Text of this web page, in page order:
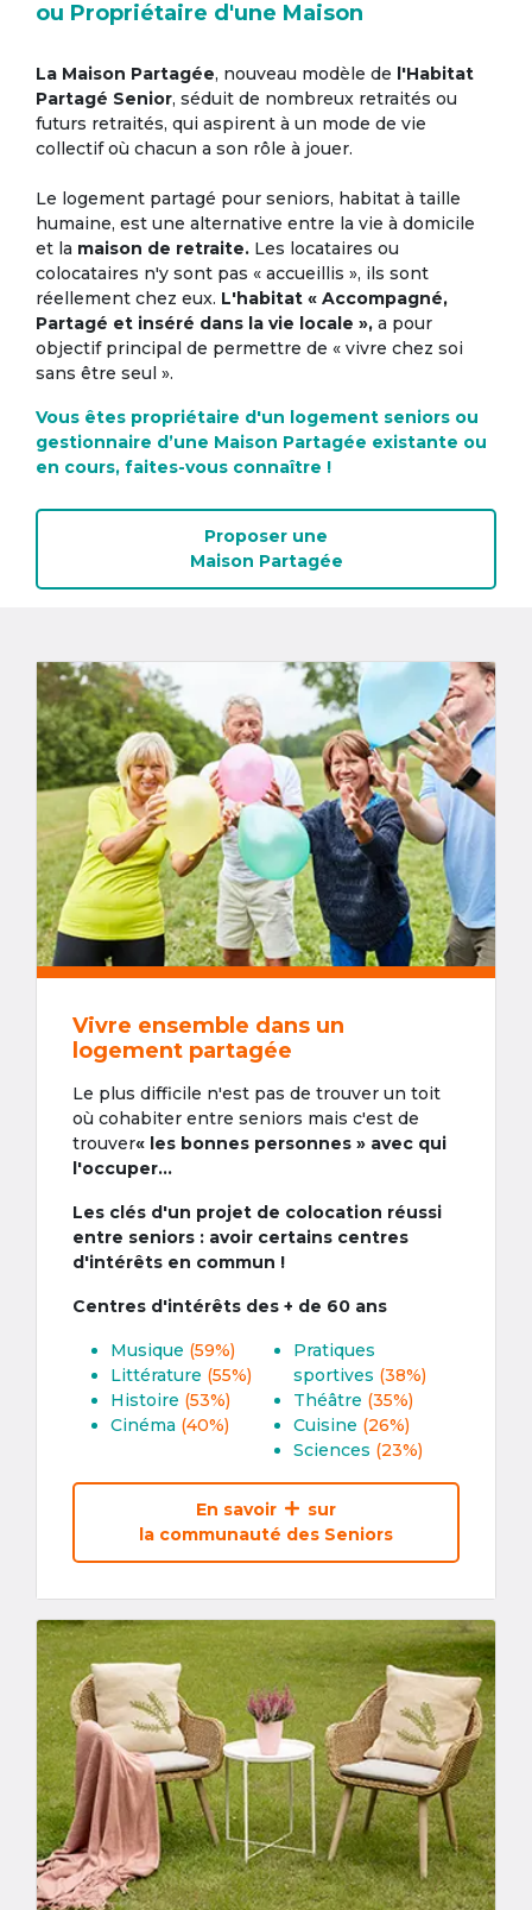
ou Propriétaire d'une Maison
La Maison Partagée, nouveau modèle de l'Habitat
Partagé Senior, séduit de nombreux retraités ou
futurs retraités, qui aspirent à un mode de vie
collectif où chacun a son rôle à jouer.
Le logement partagé pour seniors, habitat à taille
humaine, est une alternative entre la vie à domicile
et la maison de retraite. Les locataires ou
colocataires n'y sont pas « accueillis », ils sont
réellement chez eux. L'habitat « Accompagné,
Partagé et inséré dans la vie locale », a pour
objectif principal de permettre de « vivre chez soi
sans être seul ».
Vous êtes propriétaire d'un logement seniors ou
gestionnaire d’une Maison Partagée existante ou
en cours, faites-vous connaître !
Proposer une
Maison Partagée
Vivre ensemble dans un
logement partagée
Le plus difficile n'est pas de trouver un toit
où cohabiter entre seniors mais c'est de
trouver« les bonnes personnes » avec qui
l'occuper...
Les clés d'un projet de colocation réussi
entre seniors : avoir certains centres
d'intérêts en commun !
Centres d'intérêts des + de 60 ans
Musique (59%)
Littérature (55%)
Histoire (53%)
Cinéma (40%)
Pratiques
sportives (38%)
Théâtre (35%)
Cuisine (26%)
Sciences (23%)
En savoir
sur
la communauté des Seniors